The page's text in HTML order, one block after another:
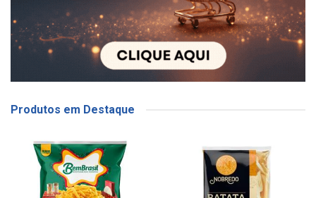
Produtos em Destaque